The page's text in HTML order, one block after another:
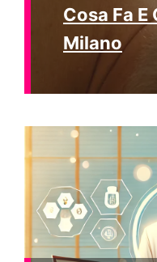
Cosa Fa
Milano